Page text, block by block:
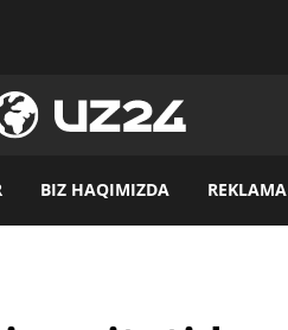
BIZ HAQIMIZDA REKLAMA